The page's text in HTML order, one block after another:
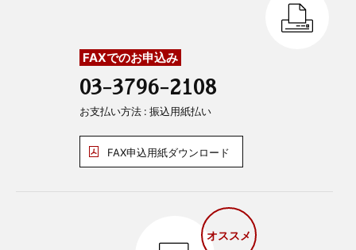
FAXでのお申込み
03-3796-2108
お支払い方法 : 振込用紙払い
FAX申込用紙ダウンロード
オススメ